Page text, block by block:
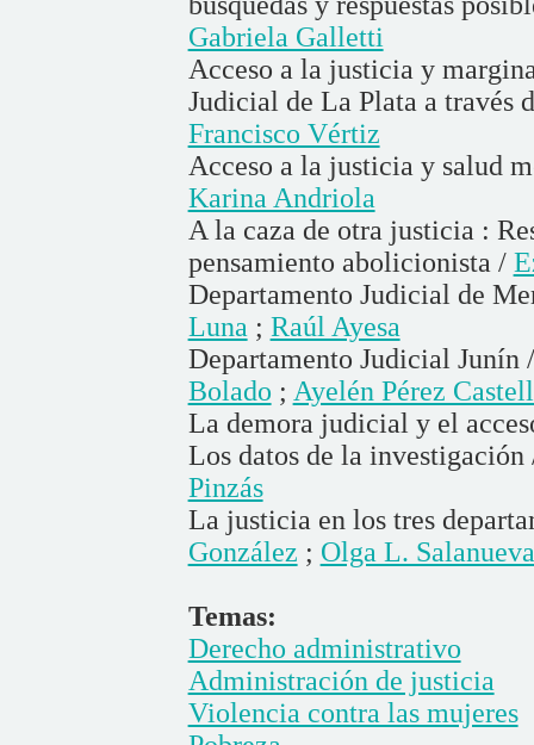
Gabriela Galletti
Acceso a la justicia y
Judicial de La Plata a través
Francisco Vértiz
Acceso a la justicia y salud
Karina Andriola
A la caza de otra justicia :
pensamiento abolicionista /
Departamento Judicial de
Luna ; Raúl Ayesa
Departamento Judicial Junín
Bolado ; Ayelén Pérez
La demora judicial y el
Los datos de la
Pinzás
La justicia en los tres
González ; Olga L. Salanueva
Temas:
Derecho administrativo
Administración de justicia
Violencia contra las mujeres